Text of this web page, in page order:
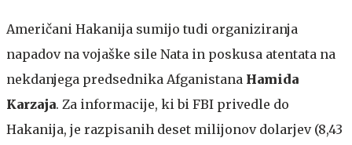
Američani Hakanija sumijo tudi organiziranja
napadov na vojaške sile Nata in poskusa atentata na
nekdanjega predsednika Afganistana Hamida
Karzaja. Za informacije, ki bi FBI privedle do
Hakanija, je razpisanih deset milijonov dolarjev (8,43